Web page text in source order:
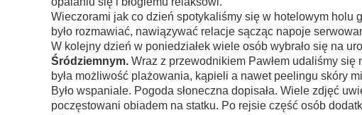
Wieczorami jak co dzień spotykaliśmy się w hotelowym holu
było rozmawiać, nawiązywać relacje sącząc napoje
W kolejny dzień w poniedziałek wiele osób wybrało się na
Śródziemnym. Wraz z przewodnikiem Pawłem udaliśmy się
była możliwość plażowania, kąpieli a nawet peelingu skóry
Było wspaniale. Pogoda słoneczna dopisała. Wiele zdjęć
poczęstowani obiadem na statku. Po rejsie część osób